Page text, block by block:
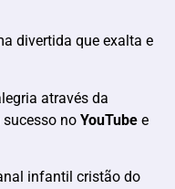
divertida que exalta e
através da
no YouTube e
infantil cristão do